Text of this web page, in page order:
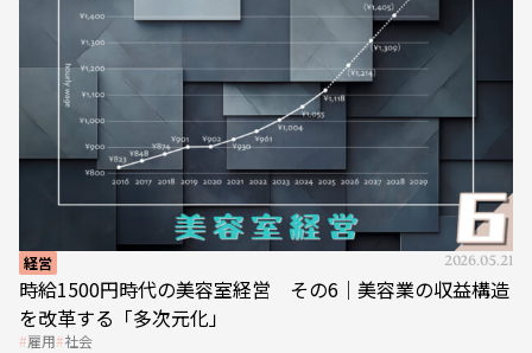
経営 2026.05.21
時給1500円時代の美容室経営 その6｜美容業の収益構造
を改革する「多次元化」
雇用 社会